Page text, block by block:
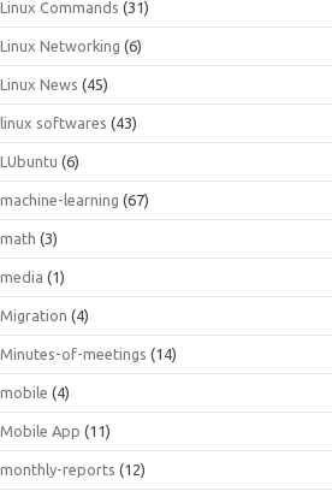
Linux Commands (31)
Linux Networking (6)
Linux News (45)
linux softwares (43)
LUbuntu (6)
machine-learning (67)
math (3)
media (1)
Migration (4)
Minutes-of-meetings (14)
mobile (4)
Mobile App (11)
monthly-reports (12)